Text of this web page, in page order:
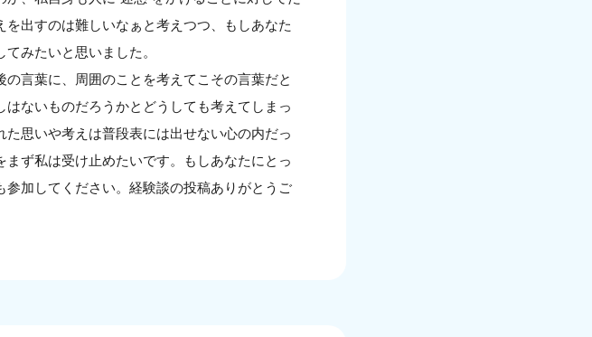
出すのは難しいなぁと考えつつ、もしあなた
みたいと思いました。
の言葉に、周囲のことを考えてこその言葉だと
ないものだろうかとどうしても考えてしまっ
思いや考えは普段表には出せない心の内だっ
ず私は受け止めたいです。もしあなたにとっ
加してください。経験談の投稿ありがとうご